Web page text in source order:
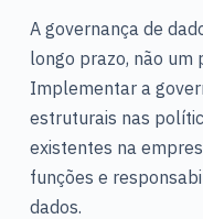
A governança de
longo prazo, não um
Implementar a
estruturais nas
existentes na
funções e
dados.